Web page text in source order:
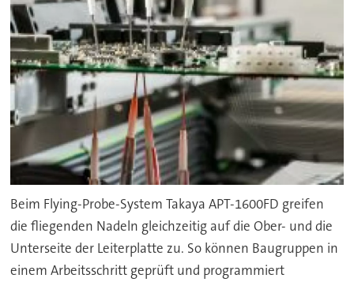
Beim Flying-Probe-System Takaya APT-1600FD greifen
die fliegenden Nadeln gleichzeitig auf die Ober- und die
Unterseite der Leiterplatte zu. So können Baugruppen in
einem Arbeitsschritt geprüft und programmiert